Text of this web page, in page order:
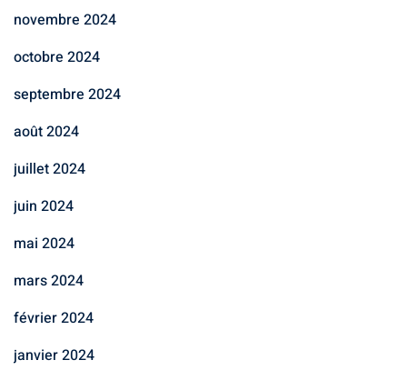
novembre 2024
octobre 2024
septembre 2024
août 2024
juillet 2024
juin 2024
mai 2024
mars 2024
février 2024
janvier 2024